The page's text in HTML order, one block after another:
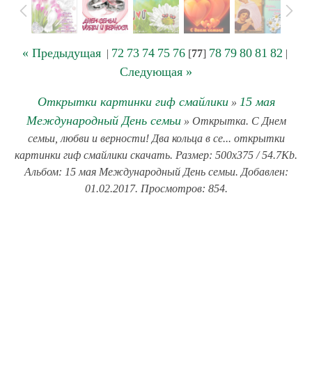
« Предыдущая| 72 73 74 75 76[77] 78 79 80 81 82 |
Следующая »
Открытки картинки гиф смайлики» 15 мая
Международный День семьи» Открытка. С Днем
семьи, любви и верности! Два кольца в се... открытки
картинки гиф смайлики скачать. Размер: 500x375 / 54.7Kb.
Альбом: 15 мая Международный День семьи. Добавлен:
01.02.2017. Просмотров: 854.